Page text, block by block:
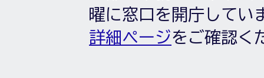
曜に窓口を開庁してい
詳細ページをご確認く